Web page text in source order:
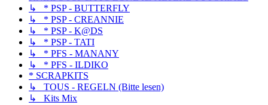
↳ * PSP - BUTTERFLY
↳ * PSP - CREANNIE
↳ * PSP - K@DS
↳ * PSP - TATI
↳ * PFS - MANANY
↳ * PFS - ILDIKO
* SCRAPKITS
↳ TOUS - REGELN (Bitte lesen)
↳ Kits Mix